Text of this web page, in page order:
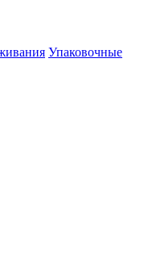
Упаковочные